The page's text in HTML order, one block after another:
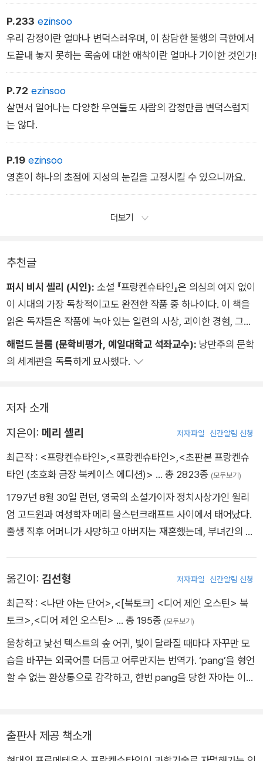
P.233 ezinsoo
우리 감정이란 얼마나 변덕스러우며, 이 참담한 불행의 극한에서
도끝내 놓지 못하는 목숨에 대한 애착이란 얼마나 기이한 것인가!
P.72 ezinsoo
살면서 일어나는 다양한 우연들도 사람의 감정만큼 변덕스럽지
는 않다.
P.19 ezinsoo
영혼이 하나의 초점에 지성의 눈길을 고정시킬 수 있으니까요.
더보기
추천글
퍼시 비시 셸리 (시인): 소설 『프랑켄슈타인』은 의심의 여지 없이
이 시대의 가장 독창적이고도 완전한 작품 중 하나이다. 이 책을
읽은 독자들은 작품에 녹아 있는 일련의 사상, 괴이한 경험, 그리
고 이야기를 구성하는 사건과 동기, 경악할 만한 재앙에 대해 숙
고하게 된다. 강렬하고도 심오한 인간 감정의 원천을 그려낸 작품
해럴드 블룸 (문학비평가, 예일대학교 석좌교수): 낭만주의 문학
의 세계관을 독특하게 묘사했다.
저자 소개
지은이: 메리 셸리 저자파일 신간알림 신청
최근작 : <프랑켄슈타인> <프랑켄슈타인> <초판본 프랑켄슈
타인 (초호화 금장 북케이스 에디션)> … 총 2823종 (모두보기)
1797년 8월 30일 런던, 영국의 소설가이자 정치사상가인 윌리
엄 고드윈과 여성학자 메리 울스턴크래프트 사이에서 태어났다.
출생 직후 어머니가 사망하고 아버지는 재혼했는데, 부녀간의 돈
아래 당대의 문인, 지식인과 교우하며 성장했다. 열다섯 살에 아
버지의 제자이자 촉망받던 시인인 퍼시 비시 셸리를 만나 서로 사
랑에 빠진다. 유부남인 퍼시 셸리와 세간의 이목을 피해 프랑스와
호수 근처에 머물던 시인 바이런 경을 만났다. 괴담을 한 편씩 써
보자는 바이런의 제안으로 소설을 쓰기 시작해 이듬해 장편소설
을 완성하고, 1818년 익명으로 《프랑켄슈타인 또는 현대의 프로
게 되었다). 네 아이를 낳았지만 그중 셋이 병으로 일찍 죽었고,
남편인 퍼시 셸리는 1822년 항해를 떠났다가 이탈리아에서 돌아
옮긴이: 김선형 저자파일 신간알림 신청
최근작 : <나만 아는 단어> <[북토크] <디어 제인 오스틴> 북
토크> <디어 제인 오스틴> … 총 195종 (모두보기)
울창하고 낯선 텍스트의 숲 어귀, 빛이 달라질 때마다 자꾸만 모
습을 바꾸는 외국어를 더듬고 어루만지는 번역가. ‘pang’을 형언
할 수 없는 환상통으로 감각하고, 한번 pang을 당한 자아는 이전
앎을 주고 깨달음을 주지만 또한 우리를 찌르고 상처입히고 관통
출판사 제공 책소개